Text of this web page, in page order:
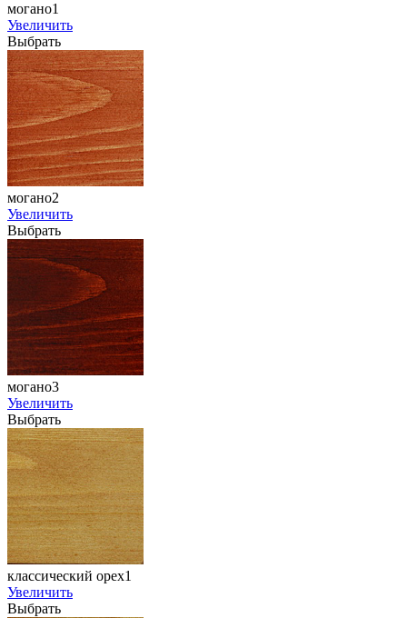
могано1
Увеличить
Выбрать
могано2
Увеличить
Выбрать
могано3
Увеличить
Выбрать
классический орех1
Увеличить
Выбрать